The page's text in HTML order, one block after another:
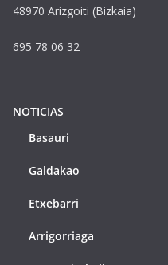
48970 Arizgoiti (Bizkaia)
695 78 06 32
NOTICIAS
Basauri
Galdakao
Etxebarri
Arrigorriaga